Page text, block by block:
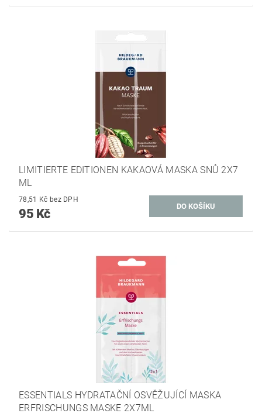
LIMITIERTE EDITIONEN KAKAOVÁ MASKA ​​SNŮ 2X7
ML
78,51 Kč bez DPH
95 Kč
ESSENTIALS HYDRATAČNÍ OSVĚŽUJÍCÍ MASKA
ERFRISCHUNGS MASKE 2X7ML